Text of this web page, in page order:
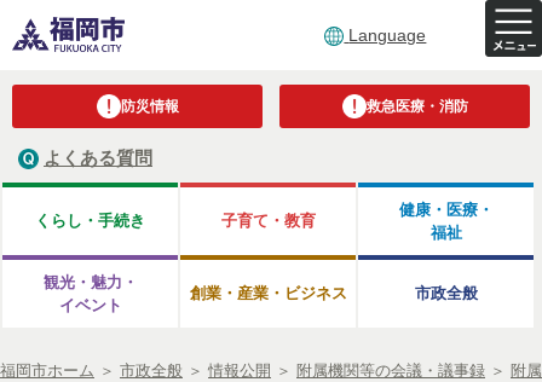
Language
防災情報 救急医療・消防
よくある質問
くらし・手続き 子育て・教育
健康・医療・
福祉
観光・魅力・
イベント
創業・産業・ビジネス 市政全般
福岡市ホーム ＞ 市政全般 ＞ 情報公開 ＞ 附属機関等の会議・議事録 ＞ 附属